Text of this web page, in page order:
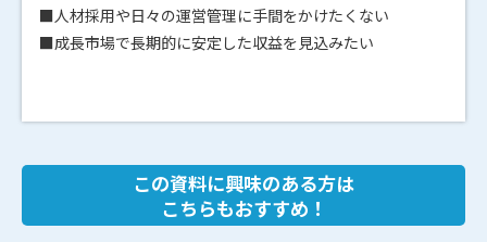
■人材採用や日々の運営管理に手間をかけたくない
■成長市場で長期的に安定した収益を見込みたい
この資料に興味のある方は
こちらもおすすめ！